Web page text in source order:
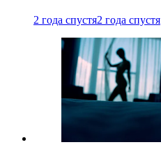
2 года спустя2 года спустя